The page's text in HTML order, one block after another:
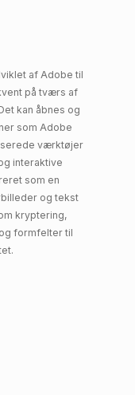
af Adobe til
på tværs af
kan åbnes og
som Adobe
værktøjer
interaktive
som en
og tekst
kryptering,
formfelter til